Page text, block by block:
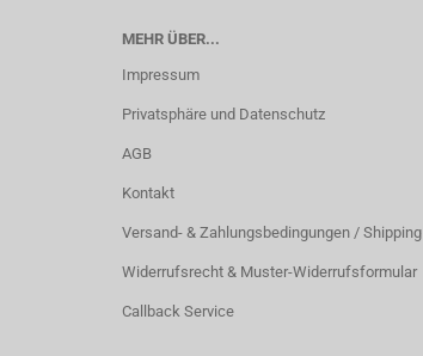
MEHR ÜBER...
Impressum
Privatsphäre und Datenschutz
AGB
Kontakt
Versand- & Zahlungsbedingungen / Shipping
Widerrufsrecht & Muster-Widerrufsformular
Callback Service